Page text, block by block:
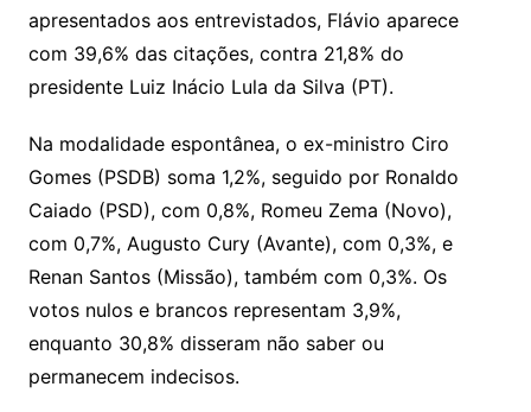
apresentados aos entrevistados, Flávio aparece
com 39,6% das citações, contra 21,8% do
presidente Luiz Inácio Lula da Silva (PT).
Na modalidade espontânea, o ex-ministro Ciro
Gomes (PSDB) soma 1,2%, seguido por Ronaldo
Caiado (PSD), com 0,8%, Romeu Zema (Novo),
com 0,7%, Augusto Cury (Avante), com 0,3%, e
Renan Santos (Missão), também com 0,3%. Os
votos nulos e brancos representam 3,9%,
enquanto 30,8% disseram não saber ou
permanecem indecisos.